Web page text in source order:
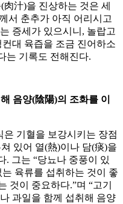
汁)을 진상하는 것은 세
서 춘추가 아직 어리시고
증세가 있으시니, 놀랍고
대 육즙을 조금 진어하소
는 기록도 전해진다.
음양(陰陽)의 조화를 이
기혈을 보강시키는 장점
있어 열(熱)이나 담(痰)을
. 그는 “당뇨나 중풍이 있
육류를 섭취하는 것이 좋
것이 중요하다.”며 “고기
과일을 함께 섭취해 음양